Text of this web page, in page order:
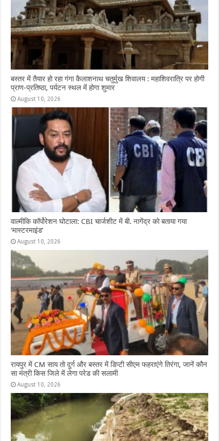
बस्तर में तैयार हो रहा गंगा कैलाशनाथ चतुर्मुख शिवालय : महाशिवरात्रि पर होगी
प्राण-प्रतिष्ठा, पर्यटन स्थल में होगा शुमार
August 10, 2026
वाल्मीकि कॉर्पोरेशन घोटाला: CBI चार्जशीट में बी. नागेंद्र को बताया गया
‘मास्टरमाइंड’
August 10, 2026
रायपुर में CM साय तो दुर्ग और बस्तर में डिप्टी सीएम फहराएंगे तिरंगा, जानें कौन
सा मंत्री किस जिले में लेगा परेड की सलामी
August 10, 2026